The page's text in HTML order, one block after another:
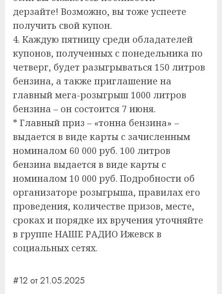
дерзайте! Возможно, вы тоже успеете
получить свой купон.
4. Каждую пятницу среди обладателей
купонов, полученных с понедельника по
четверг, будет разыгрываться 150 литров
бензина, а также приглашение на
главный мега-розыгрыш 1000 литров
бензина – он состоится 7 июня.
* Главный приз – «тонна бензина» –
выдается в виде карты с зачисленным
номиналом 60 000 руб. 100 литров
бензина выдается в виде карты с
номиналом 10 000 руб. Подробности об
организаторе розыгрыша, правилах его
проведения, количестве призов, месте,
сроках и порядке их вручения уточняйте
в группе НАШЕ РАДИО Ижевск в
социальных сетях.
#12 от 21.05.2025